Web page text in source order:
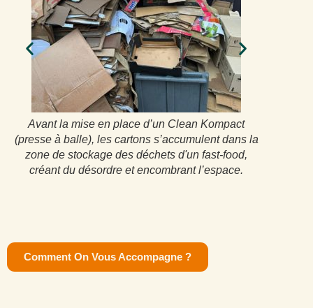
Avant la mise en place d’un Clean Kompact
(presse à balle), les cartons s’accumulent dans la
zone de stockage des déchets d'un fast-food,
créant du désordre et encombrant l’espace.
Comment On Vous Accompagne ?